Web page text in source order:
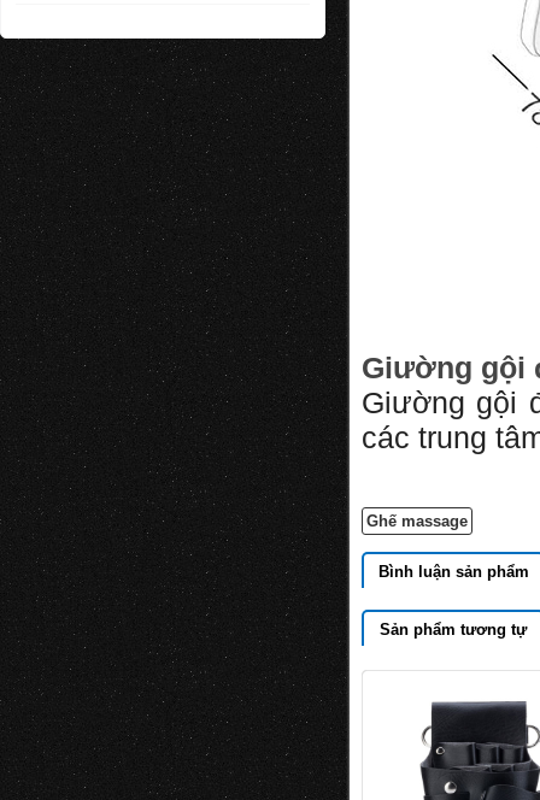
Giường gội
Giường gội
các trung
Ghế massage
Bình luận sản phẩm
Sản phẩm tương tự